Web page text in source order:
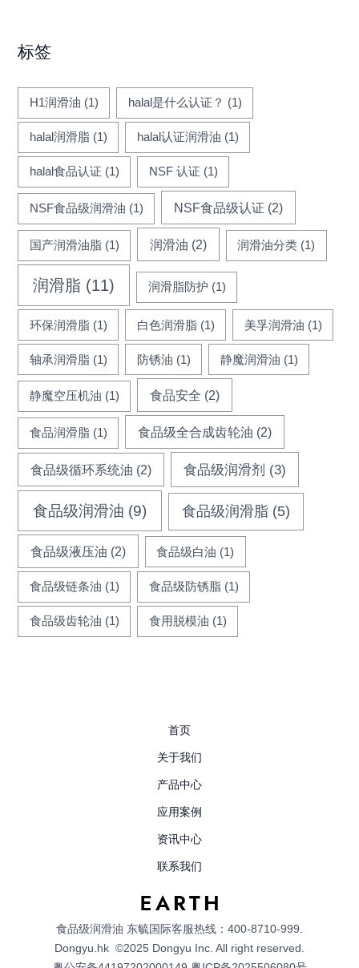
标签
H1润滑油 (1) halal是什么认证？ (1)
halal润滑脂 (1) halal认证润滑油 (1)
halal食品认证 (1) NSF 认证 (1)
NSF食品级润滑油 (1) NSF食品级认证 (2)
国产润滑油脂 (1) 润滑油 (2) 润滑油分类 (1)
润滑脂 (11) 润滑脂防护 (1)
环保润滑脂 (1) 白色润滑脂 (1) 美孚润滑油 (1)
轴承润滑脂 (1) 防锈油 (1) 静魔润滑油 (1)
静魔空压机油 (1) 食品安全 (2)
食品润滑脂 (1) 食品级全合成齿轮油 (2)
食品级循环系统油 (2) 食品级润滑剂 (3)
食品级润滑油 (9) 食品级润滑脂 (5)
食品级液压油 (2) 食品级白油 (1)
食品级链条油 (1) 食品级防锈脂 (1)
食品级齿轮油 (1) 食用脱模油 (1)
首页
关于我们
产品中心
应用案例
资讯中心
联系我们
食品级润滑油 东毓国际客服热线：400-8710-999.
Dongyu.hk ©2025 Dongyu Inc. All right reserved.